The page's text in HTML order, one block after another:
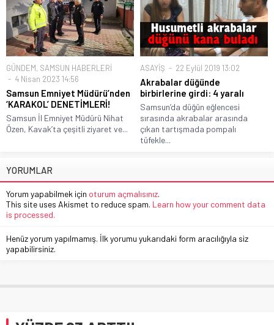
GÜNDEM, SAMSUN HABERLERİ
4 Nisan 2023 14:56
Samsun Emniyet Müdürü’nden
‘KARAKOL’ DENETİMLERİ!
Samsun İl Emniyet Müdürü Nihat
Özen, Kavak’ta çeşitli ziyaret ve...
ASAYİŞ 22 Eylül 2019 13:02
Akrabalar düğünde
birbirlerine girdi: 4 yaralı
Samsun’da düğün eğlencesi
sırasında akrabalar arasında
çıkan tartışmada pompalı
tüfekle...
YORUMLAR
Yorum yapabilmek için oturum açmalısınız.
This site uses Akismet to reduce spam. Learn how your comment data
is processed.
Henüz yorum yapılmamış. İlk yorumu yukarıdaki form aracılığıyla siz
yapabilirsiniz.